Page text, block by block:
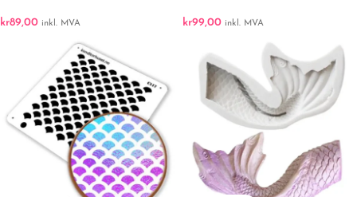
kr89,00 inkl. MVA kr99,00 inkl. MVA